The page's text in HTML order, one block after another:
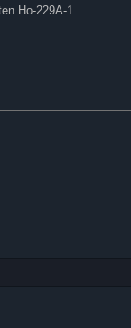
Ho-229A-1